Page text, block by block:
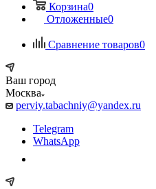
Корзина0
Отложенные0
Сравнение товаров0
Ваш город
Москва
perviy.tabachniy@yandex.ru
Telegram
WhatsApp